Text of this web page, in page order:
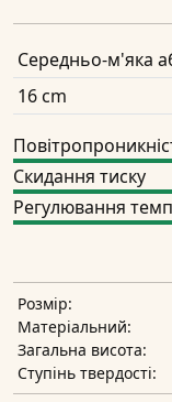
Середньо-м'яка
16 cm
Скидання тиску
Регулювання
Розмір:
Матеріальний:
Загальна висота:
Ступінь твердості: